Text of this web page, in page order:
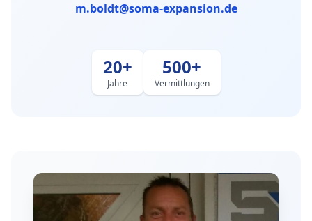
m.boldt@soma-expansion.de
20+
Jahre
500+
Vermittlungen